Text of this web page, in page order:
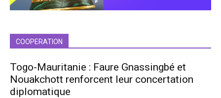
COOPERATION
Togo-Mauritanie : Faure Gnassingbé et
Nouakchott renforcent leur concertation
diplomatique